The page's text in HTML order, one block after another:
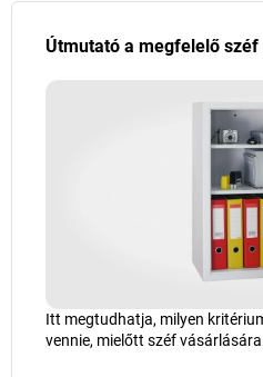
Útmutató a megfelelő
Itt megtudhatja, milyen
vennie, mielőtt széf